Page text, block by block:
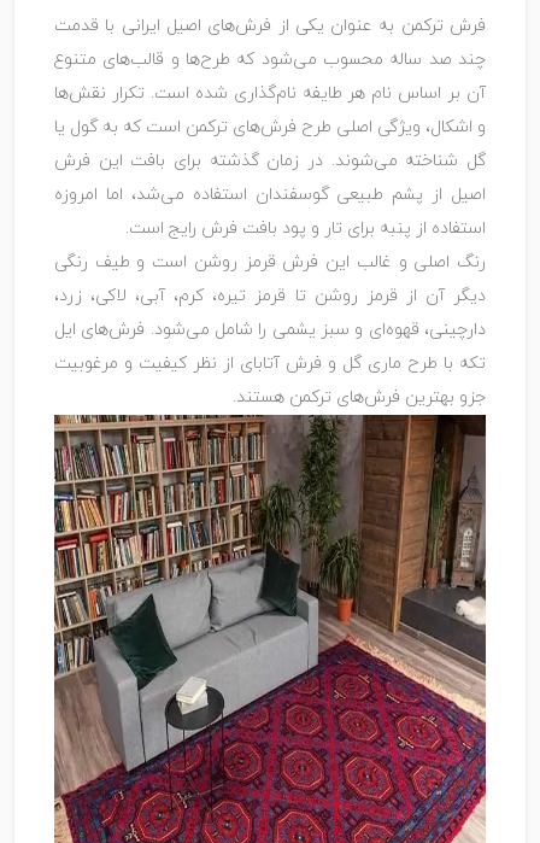
فرش ترکمن به عنوان یکی از فرش‌های اصیل ایرانی با قدمت
چند صد ساله محسوب می‌شود که طرح‌ها و قالب‌های متنوع
آن بر اساس نام هر طایفه نام‌گذاری شده است. تکرار نقش‌ها
و اشکال، ویژگی اصلی طرح فرش‌های ترکمن است که به گول یا
گل شناخته می‌شوند. در زمان گذشته برای بافت این فرش
اصیل از پشم طبیعی گوسفندان استفاده می‌شد، اما امروزه
استفاده از پنبه برای تار و پود بافت فرش رایج است.
رنگ اصلی و غالب این فرش قرمز روشن است و طیف رنگی
دیگر آن از قرمز روشن تا قرمز تیره، کرم، آبی، لاکی، زرد،
دارچینی، قهوه‌ای و سبز یشمی را شامل می‌شود. فرش‌های ایل
تکه با طرح ماری گل و فرش آتابای از نظر کیفیت و مرغوبیت
جزو بهترین فرش‌های ترکمن هستند.